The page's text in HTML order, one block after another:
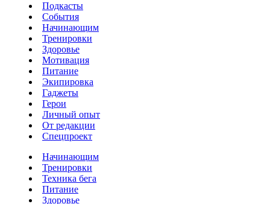
Подкасты
События
Начинающим
Тренировки
Здоровье
Мотивация
Питание
Экипировка
Гаджеты
Герои
Личный опыт
От редакции
Спецпроект
Начинающим
Тренировки
Техника бега
Питание
Здоровье